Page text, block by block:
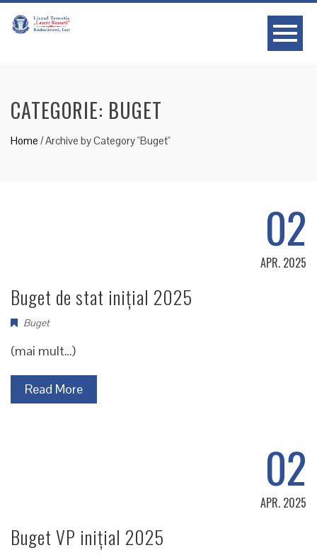
CATEGORIE: BUGET
Home /Archive by Category "Buget"
02
APR. 2025
Buget de stat inițial 2025
Buget
(mai mult…)
Read More
02
APR. 2025
Buget VP inițial 2025